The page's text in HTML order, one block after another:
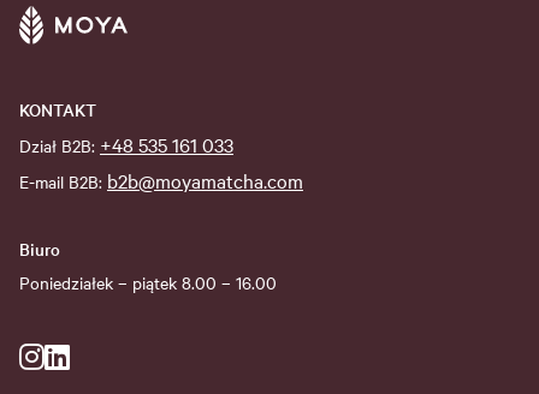
KONTAKT
Dział B2B: +48 535 161 033
E-mail B2B: b2b@moyamatcha.com
Biuro
Poniedziałek – piątek 8.00 – 16.00